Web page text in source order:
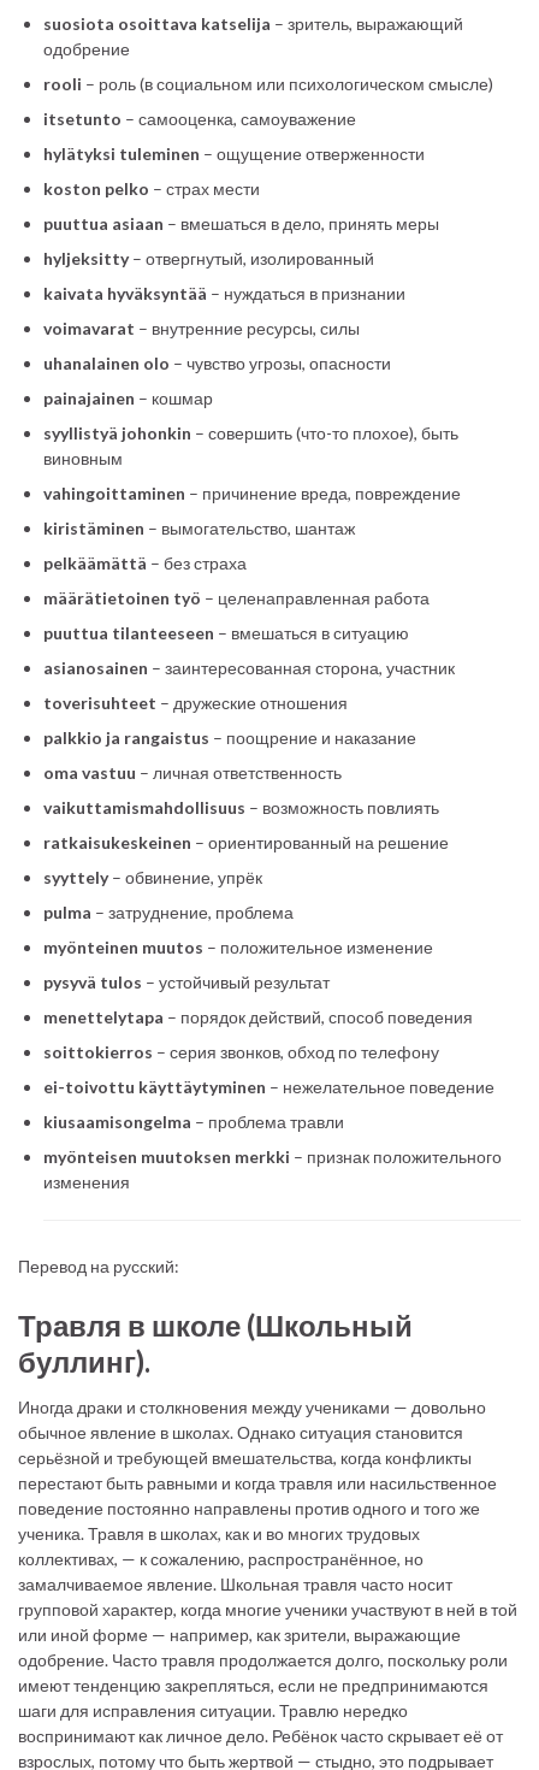
suosiota osoittava katselija – зритель, выражающий
одобрение
rooli – роль (в социальном или психологическом смысле)
itsetunto – самооценка, самоуважение
hylätyksi tuleminen – ощущение отверженности
koston pelko – страх мести
puuttua asiaan – вмешаться в дело, принять меры
hyljeksitty– отвергнутый, изолированный
kaivata hyväksyntää – нуждаться в признании
voimavarat – внутренние ресурсы, силы
uhanalainen olo – чувство угрозы, опасности
painajainen – кошмар
syyllistyä johonkin – совершить (что-то плохое), быть
виновным
vahingoittaminen – причинение вреда, повреждение
kiristäminen – вымогательство, шантаж
pelkäämättä – без страха
määrätietoinen työ – целенаправленная работа
puuttua tilanteeseen – вмешаться в ситуацию
asianosainen – заинтересованная сторона, участник
toverisuhteet – дружеские отношения
palkkio ja rangaistus – поощрение и наказание
oma vastuu – личная ответственность
vaikuttamismahdollisuus – возможность повлиять
ratkaisukeskeinen – ориентированный на решение
syyttely– обвинение, упрёк
pulma – затруднение, проблема
myönteinen muutos – положительное изменение
pysyvä tulos – устойчивый результат
menettelytapa – порядок действий, способ поведения
soittokierros – серия звонков, обход по телефону
ei-toivottu käyttäytyminen – нежелательное поведение
kiusaamisongelma – проблема травли
myönteisen muutoksen merkki – признак положительного
изменения
Перевод на русский:
Травля в школе (Школьный
буллинг).
Иногда драки и столкновения между учениками — довольно
обычное явление в школах. Однако ситуация становится
серьёзной и требующей вмешательства, когда конфликты
перестают быть равными и когда травля или насильственное
поведение постоянно направлены против одного и того же
ученика. Травля в школах, как и во многих трудовых
коллективах, — к сожалению, распространённое, но
замалчиваемое явление. Школьная травля часто носит
групповой характер, когда многие ученики участвуют в ней в той
или иной форме — например, как зрители, выражающие
одобрение. Часто травля продолжается долго, поскольку роли
имеют тенденцию закрепляться, если не предпринимаются
шаги для исправления ситуации. Травлю нередко
воспринимают как личное дело. Ребёнок часто скрывает её от
взрослых, потому что быть жертвой — стыдно, это подрывает